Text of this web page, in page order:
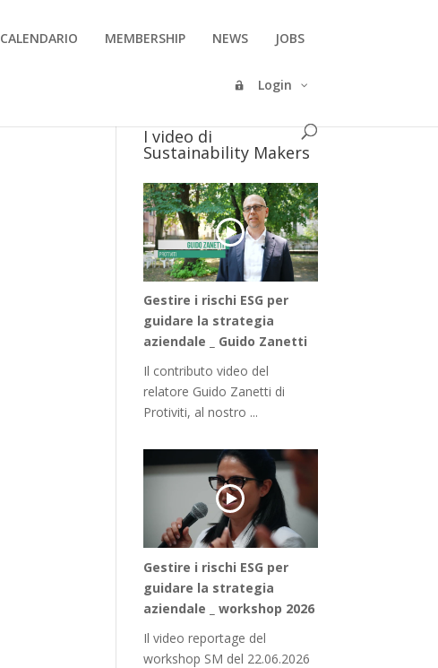
CALENDARIO MEMBERSHIP NEWS JOBS
Login
I video di
Sustainability Makers
Gestire i rischi ESG per
guidare la strategia
aziendale _ Guido Zanetti
Il contributo video del
relatore Guido Zanetti di
Protiviti, al nostro ...
Gestire i rischi ESG per
guidare la strategia
aziendale _ workshop 2026
Il video reportage del
workshop SM del 22.06.2026